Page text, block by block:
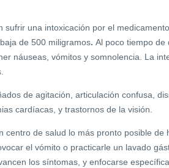
sufrir una intoxicación por el
de 500 miligramos. Al poco tiempo de
náuseas, vómitos y somnolencia. La
de agitación, articulación confusa,
cardíacas, y trastornos de la visión.
centro de salud lo más pronto posible de
el vómito o practicarle un lavado
los síntomas, y enfocarse